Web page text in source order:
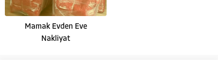
Mamak Evden Eve
Nakliyat